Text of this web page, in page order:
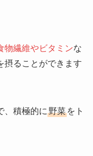
物繊維やビタミンな
摂ることができます
、積極的に野菜をト